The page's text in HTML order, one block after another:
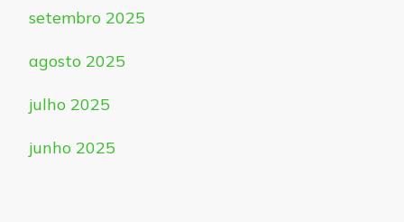
setembro 2025
agosto 2025
julho 2025
junho 2025